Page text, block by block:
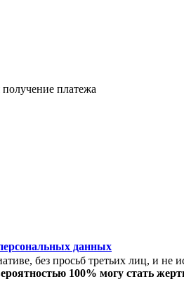
платежа
данных
без просьб третьих лиц, и не
100% могу стать